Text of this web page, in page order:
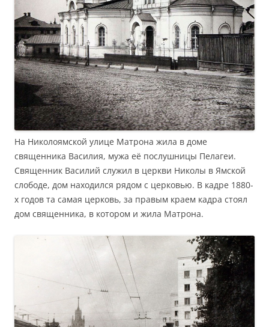
На Николоямской улице Матрона жила в доме
священника Василия, мужа её послушницы Пелагеи.
Священник Василий служил в церкви Николы в Ямской
слободе, дом находился рядом с церковью. В кадре 1880-
х годов та самая церковь, за правым краем кадра стоял
дом священника, в котором и жила Матрона.